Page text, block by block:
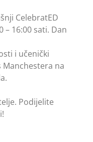
CelebratED
– 16:00 sati. Dan
i učenički
na
Podijelite